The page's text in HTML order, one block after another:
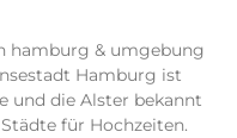
hamburg & umgebung
Hamburg ist
und die Alster bekannt
für Hochzeiten.